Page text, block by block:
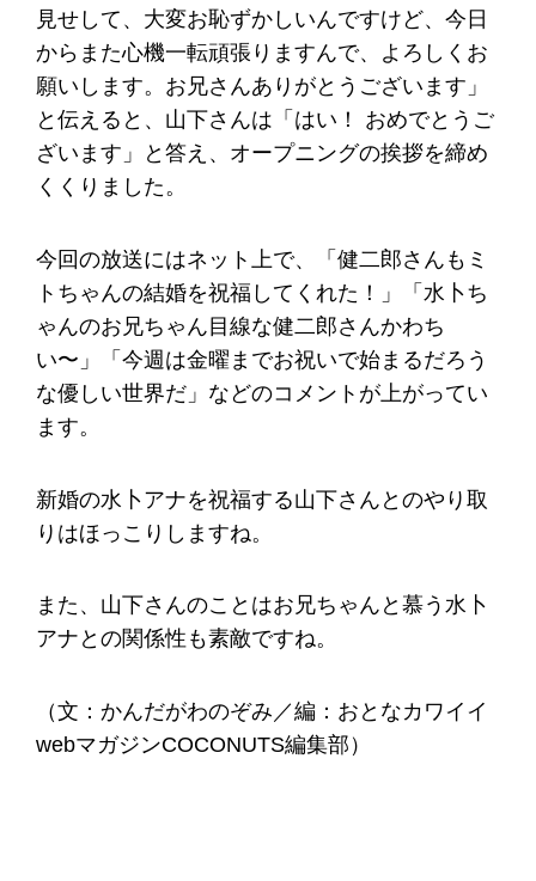
見せして、大変お恥ずかしいんですけど、今日
からまた心機一転頑張りますんで、よろしくお
願いします。お兄さんありがとうございます」
と伝えると、山下さんは「はい！ おめでとうご
ざいます」と答え、オープニングの挨拶を締め
くくりました。
今回の放送にはネット上で、「健二郎さんもミ
トちゃんの結婚を祝福してくれた！」「水卜ち
ゃんのお兄ちゃん目線な健二郎さんかわち
い〜」「今週は金曜までお祝いで始まるだろう
な優しい世界だ」などのコメントが上がってい
ます。
新婚の水卜アナを祝福する山下さんとのやり取
りはほっこりしますね。
また、山下さんのことはお兄ちゃんと慕う水卜
アナとの関係性も素敵ですね。
（文：かんだがわのぞみ／編：おとなカワイイ
webマガジンCOCONUTS編集部）